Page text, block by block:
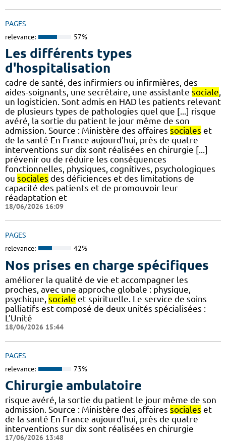
PAGES
relevance: 57%
Les différents types
d'hospitalisation
cadre de santé, des infirmiers ou infirmières, des
aides-soignants, une secrétaire, une assistante sociale,
un logisticien. Sont admis en HAD les patients relevant
de plusieurs types de pathologies quel que [...] risque
avéré, la sortie du patient le jour même de son
admission. Source : Ministère des affaires sociales et
de la santé En France aujourd'hui, près de quatre
interventions sur dix sont réalisées en chirurgie [...]
prévenir ou de réduire les conséquences
fonctionnelles, physiques, cognitives, psychologiques
ou sociales des déficiences et des limitations de
capacité des patients et de promouvoir leur
réadaptation et
18/06/2026 16:09
PAGES
relevance: 42%
Nos prises en charge spécifiques
améliorer la qualité de vie et accompagner les
proches, avec une approche globale : physique,
psychique, sociale et spirituelle. Le service de soins
palliatifs est composé de deux unités spécialisées :
L’Unité
18/06/2026 15:44
PAGES
relevance: 73%
Chirurgie ambulatoire
risque avéré, la sortie du patient le jour même de son
admission. Source : Ministère des affaires sociales et
de la santé En France aujourd'hui, près de quatre
interventions sur dix sont réalisées en chirurgie
17/06/2026 13:48